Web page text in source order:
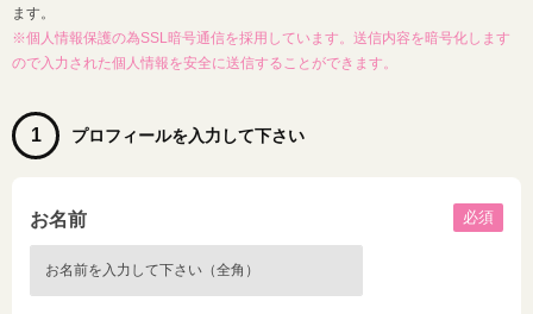
ます。
※個人情報保護の為SSL暗号通信を採用しています。送信内容を暗号化します
ので入力された個人情報を安全に送信することができます。
1 プロフィールを入力して下さい
お名前 必須